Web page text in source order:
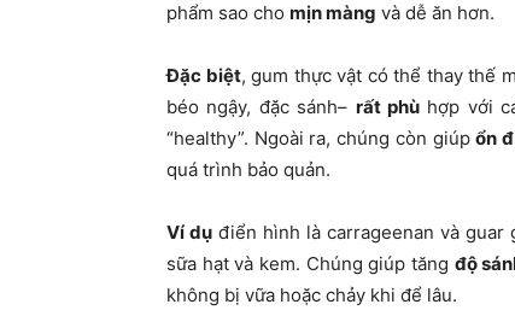
phẩm sao cho mịn màng và dễ ăn hơn.
Đặc biệt, gum thực vật có thể thay thế
béo ngậy, đặc sánh– rất phùhợp với
“healthy”. Ngoài ra, chúng còn giúpổn
quá trình bảo quản.
Ví dụ điển hình là carrageenan và
sữa hạt và kem. Chúng giúp tăng độ
không bị vữa hoặc chảy khi để lâu.